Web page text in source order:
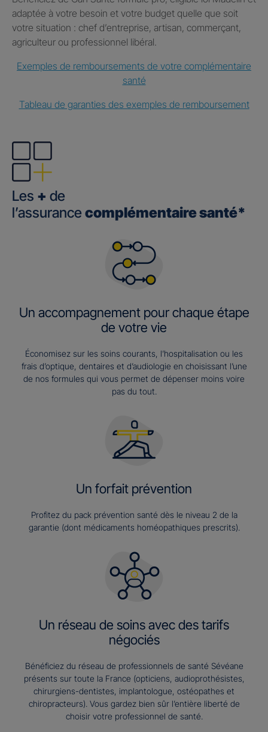
adaptée à votre besoin et votre budget quelle que soit
votre situation : chef d’entreprise, artisan, commerçant,
agriculteur ou professionnel libéral.
Exemples de remboursements de votre complémentaire
santé
Tableau de garanties des exemples de remboursement
Les + de
l’assurance complémentaire santé*
Un accompagnement pour chaque étape
de votre vie
Économisez sur les soins courants, l’hospitalisation ou les
frais d’optique, dentaires et d’audiologie en choisissant l’une
de nos formules qui vous permet de dépenser moins voire
pas du tout.
Un forfait prévention
Profitez du pack prévention santé dès le niveau 2 de la
garantie (dont médicaments homéopathiques prescrits).
Un réseau de soins avec des tarifs
négociés
Bénéficiez du réseau de professionnels de santé Sévéane
présents sur toute la France (opticiens, audioprothésistes,
chirurgiens-dentistes, implantologue, ostéopathes et
chiropracteurs). Vous gardez bien sûr l’entière liberté de
choisir votre professionnel de santé.